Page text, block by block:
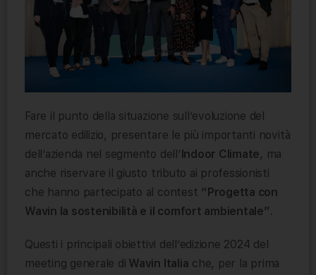
Fare il punto della situazione sull’evoluzione del
mercato edilizio, presentare le più importanti novità
dell’azienda nel segmento dell’Indoor Climate, ma
anche riservare il giusto tributo ai professionisti
che hanno partecipato al contest “Progetta con
Wavin la sostenibilità e il comfort ambientale”.
Questi i principali obiettivi dell’edizione 2024 del
meeting generale di Wavin Italia che, per la prima